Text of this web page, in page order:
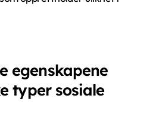
til systematiske fordeler for
også sosiale muligheter, og
Som et resultat kan
slite med å oppnå